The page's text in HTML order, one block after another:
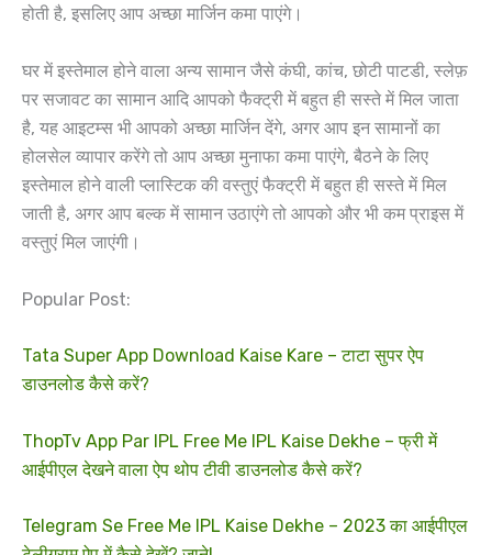
होती है, इसलिए आप अच्छा मार्जिन कमा पाएंगे।
घर में इस्तेमाल होने वाला अन्य सामान जैसे कंघी, कांच, छोटी पाटडी, स्लेफ़
पर सजावट का सामान आदि आपको फैक्ट्री में बहुत ही सस्ते में मिल जाता
है, यह आइटम्स भी आपको अच्छा मार्जिन देंगे, अगर आप इन सामानों का
होलसेल व्यापार करेंगे तो आप अच्छा मुनाफा कमा पाएंगे, बैठने के लिए
इस्तेमाल होने वाली प्लास्टिक की वस्तुएं फैक्ट्री में बहुत ही सस्ते में मिल
जाती है, अगर आप बल्क में सामान उठाएंगे तो आपको और भी कम प्राइस में
वस्तुएं मिल जाएंगी।
Popular Post:
Tata Super App Download Kaise Kare – टाटा सुपर ऐप
डाउनलोड कैसे करें?
ThopTv App Par IPL Free Me IPL Kaise Dekhe – फ्री में
आईपीएल देखने वाला ऐप थोप टीवी डाउनलोड कैसे करें?
Telegram Se Free Me IPL Kaise Dekhe – 2023 का आईपीएल